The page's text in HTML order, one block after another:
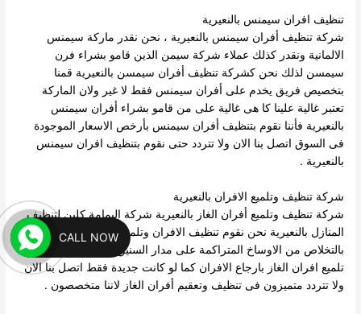
تنظيف افران سيمنس بالنعيرية
شركة تنظيف أفران سيمنس بالنعيرية ، نحن نقدر ماركة سيمنس
الالمانية ونقدر كذلك عملاء شركة سيمن الذين قامو بشراء فرن
سيمسن لذلك نحن كشركة تنظيف أفران سيمسن بالنعيرية قمنا
بتخصيص فريق يخدم على أفران سيمنس فقط لا غير ولان الماركة
تعتبر غالية علينا كا هى غالية على من قامو بشراء أفران سيمنس
بالنعيرية فأننا نقوم بتنظيف أفران سيمنس بأرخص الاسعار الموجودة
فى السوق اتصل بنا الان ولا تتردد حتى نقوم بتنظيف افران سيمنس
بالنعيرية .
شركة تنظيف وتلميع الافران بالنعيرية
شركة تنظيف وتلميع أفران الغاز بالنعيرية شركة اليمامة كلين لتنظيف
المنازل بالنعيرية نحن نقوم تنظيف الافران وتلميع الافران ، ونقوم
بالتخلاص من الاوساخ المتراكمة على مدار السنين ، كما تقوم شركة
تلميع افران الغاز بارجاع الافران كما لو كانت جديدة فقط اتصل بنا الان
ولا تتردد متميزون فى تنظيف وتعقيم أفران الغاز لاننا متخصصون .
CALL NOW